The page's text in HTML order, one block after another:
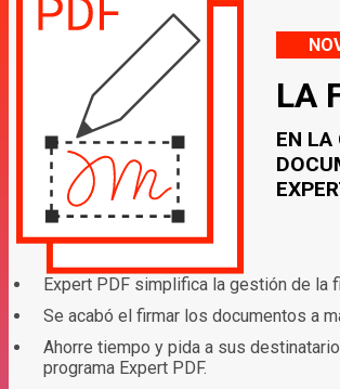
LA
EN LA
Expert PDF simplifica la gestión de la
Se acabó el firmar los documentos a
Ahorre tiempo y pida a sus
programa Expert PDF.